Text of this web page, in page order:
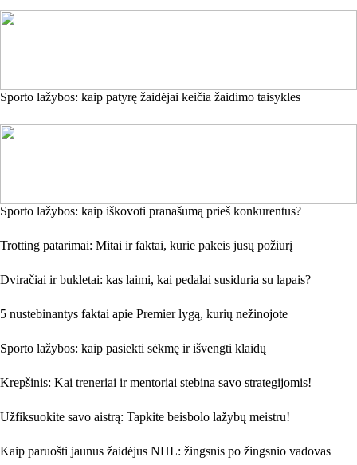
Sporto lažybos: kaip patyrę žaidėjai keičia žaidimo taisykles
Sporto lažybos: kaip iškovoti pranašumą prieš konkurentus?
Trotting patarimai: Mitai ir faktai, kurie pakeis jūsų požiūrį
Dviračiai ir bukletai: kas laimi, kai pedalai susiduria su lapais?
5 nustebinantys faktai apie Premier lygą, kurių nežinojote
Sporto lažybos: kaip pasiekti sėkmę ir išvengti klaidų
Krepšinis: Kai treneriai ir mentoriai stebina savo strategijomis!
Užfiksuokite savo aistrą: Tapkite beisbolo lažybų meistru!
Kaip paruošti jaunus žaidėjus NHL: žingsnis po žingsnio vadovas